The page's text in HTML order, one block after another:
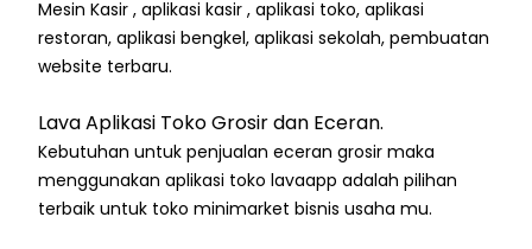
Mesin Kasir , aplikasi kasir , aplikasi toko, aplikasi
restoran, aplikasi bengkel, aplikasi sekolah, pembuatan
website terbaru.
Lava Aplikasi Toko Grosir dan Eceran.
Kebutuhan untuk penjualan eceran grosir maka
menggunakan aplikasi toko lavaapp adalah pilihan
terbaik untuk toko minimarket bisnis usaha mu.